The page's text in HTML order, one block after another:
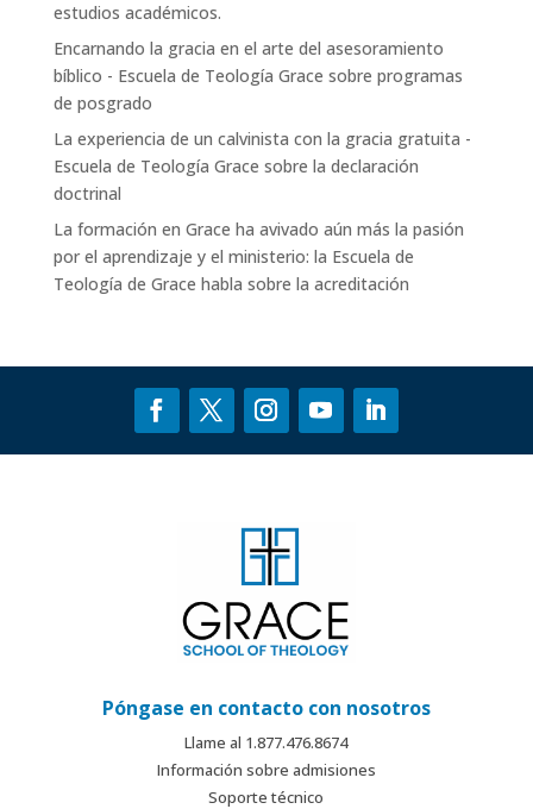
estudios académicos.
Encarnando la gracia en el arte del asesoramiento
bíblico - Escuela de Teología Grace sobre programas
de posgrado
La experiencia de un calvinista con la gracia gratuita -
Escuela de Teología Grace sobre la declaración
doctrinal
La formación en Grace ha avivado aún más la pasión
por el aprendizaje y el ministerio: la Escuela de
Teología de Grace habla sobre la acreditación
Póngase en contacto con nosotros
Llame al 1.877.476.8674
Información sobre admisiones
Soporte técnico